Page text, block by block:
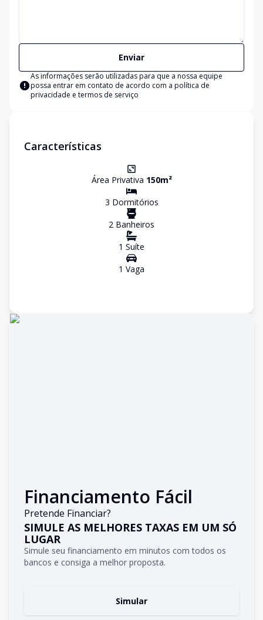
Enviar
As informações serão utilizadas para que a nossa equipe
possa entrar em contato de acordo com a política de
privacidade e termos de serviço
Características
Área Privativa 150m²
3 Dormitórios
2 Banheiros
1 Suíte
1 Vaga
Financiamento Fácil
Pretende Financiar?
SIMULE AS MELHORES TAXAS EM UM SÓ
LUGAR
Simule seu financiamento em minutos com todos os
bancos e consiga a melhor proposta.
Simular